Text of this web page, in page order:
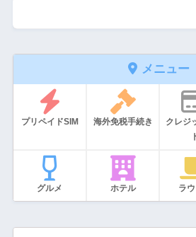
メニュー
プリペイドSIM 海外免税手続き
クレジ
グルメ ホテル ラ